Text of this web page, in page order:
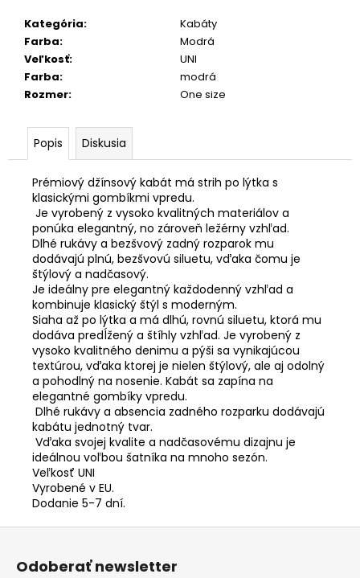
Kategória:
Kabáty
Farba:
Modrá
Veľkosť:
UNI
Farba:
modrá
Rozmer: One size
Popis Diskusia
Prémiový džínsový kabát má strih po lýtka s
klasickými gombíkmi vpredu.
Je vyrobený z vysoko kvalitných materiálov a
ponúka elegantný, no zároveň ležérny vzhľad.
Dlhé rukávy a bezšvový zadný rozparok mu
dodávajú plnú, bezšvovú siluetu, vďaka čomu je
štýlový a nadčasový.
Je ideálny pre elegantný každodenný vzhľad a
kombinuje klasický štýl s moderným.
Siaha až po lýtka a má dlhú, rovnú siluetu, ktorá mu
dodáva predĺžený a štíhly vzhľad. Je vyrobený z
vysoko kvalitného denimu a pýši sa vynikajúcou
textúrou, vďaka ktorej je nielen štýlový, ale aj odolný
a pohodlný na nosenie. Kabát sa zapína na
elegantné gombíky vpredu.
Dlhé rukávy a absencia zadného rozparku dodávajú
kabátu jednotný tvar.
Vďaka svojej kvalite a nadčasovému dizajnu je
ideálnou voľbou šatníka na mnoho sezón.
Veľkosť UNI
Vyrobené v EU.
Dodanie 5-7 dní.
Odoberať newsletter